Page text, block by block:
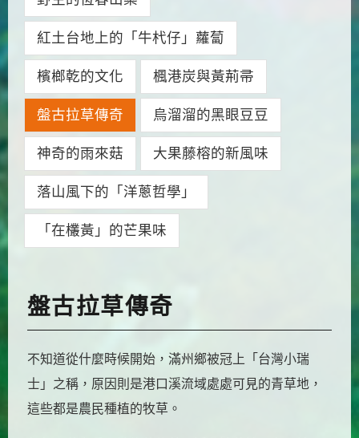
紅土台地上的「牛杙仔」蘿蔔
檳榔乾的文化 楓港炭與黃荊帚
盤古拉草傳奇 烏溜溜的黑眼豆豆
神奇的雨來菇 大果藤榕的新風味
落山風下的「洋蔥哲學」
「在欉黃」的芒果味
盤古拉草傳奇
不知道從什麼時候開始，滿州鄉被冠上「台灣小瑞
士」之稱，原因則是港口溪流域處處可見的青草地，
這些都是農民種植的牧草。